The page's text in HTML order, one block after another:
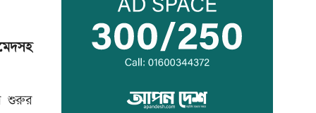
শুরুর
দরপত্র ছাড়াই ২০০ ইলেকট্রিক বাস
কেনার নীতিগত অনুমোদন
সেনাসদস্য হাফিজুরকে